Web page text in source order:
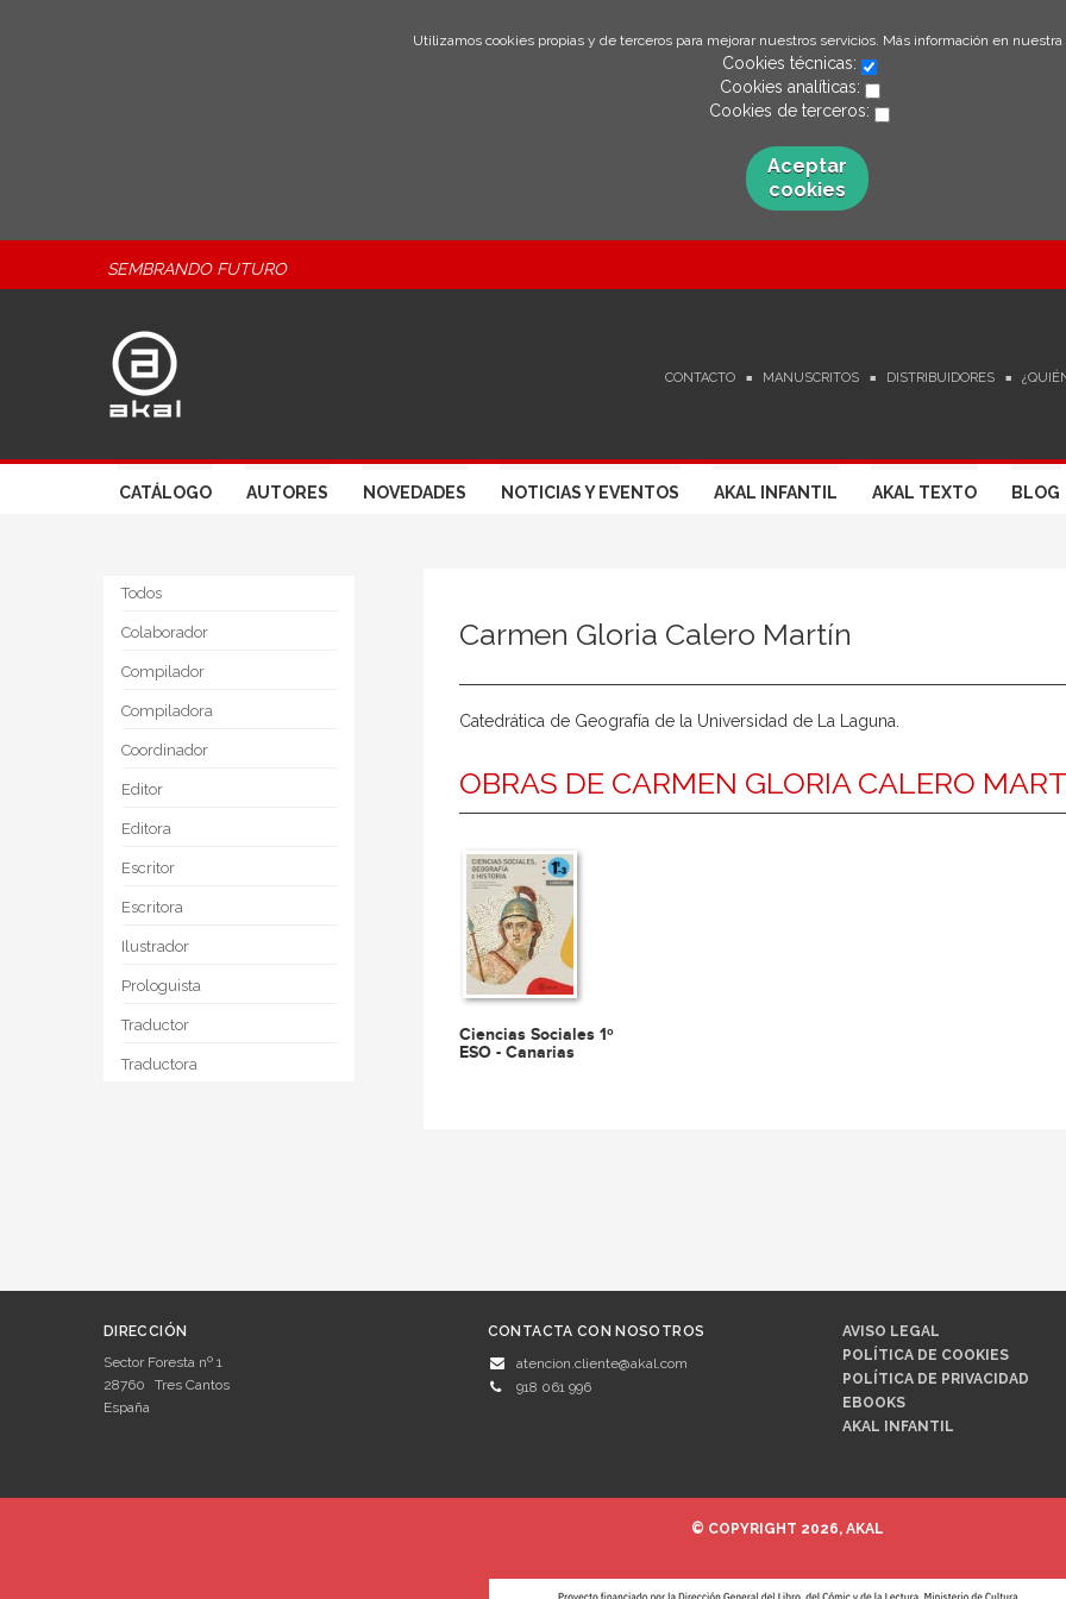
Utilizamos cookies propias y de terceros para mejorar nuestros servicios. Más información en nuestra
Cookies técnicas:
Cookies analíticas:
Cookies de terceros:
Aceptar
cookies
SEMBRANDO FUTURO
CONTACTO MANUSCRITOS DISTRIBUIDORES
CATÁLOGO AUTORES NOVEDADES NOTICIAS Y EVENTOS AKAL INFANTIL AKAL TEXTO BLOG
Todos
Colaborador
Compilador
Compiladora
Coordinador
Editor
Editora
Escritor
Escritora
Ilustrador
Prologuista
Traductor
Traductora
Carmen Gloria Calero Martín
Catedrática de Geografía de la Universidad de La Laguna.
OBRAS DE CARMEN GLORIA CALERO
Ciencias Sociales 1º
ESO - Canarias
DIRECCIÓN
Sector Foresta nº 1
28760
Tres Cantos
España
CONTACTA CON NOSOTROS
atencion.cliente@akal.com
918 061 996
AVISO LEGAL
POLÍTICA DE COOKIES
POLÍTICA DE PRIVACIDAD
EBOOKS
AKAL INFANTIL
© COPYRIGHT 2026, AKAL